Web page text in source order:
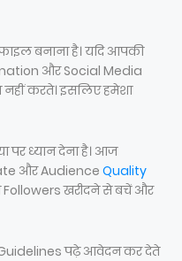
बनाना है। यदि आपकी
और Social Media
नहीं करते। इसलिए हमेशा
पर ध्यान देना है। आज
और Audience Quality
खरीदने से बचें और
पढ़े आवेदन कर देते